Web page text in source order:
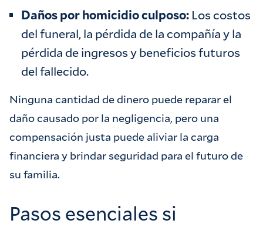
Daños por homicidio culposo: Los costos
del funeral, la pérdida de la compañía y la
pérdida de ingresos y beneficios futuros
del fallecido.
Ninguna cantidad de dinero puede reparar el
daño causado por la negligencia, pero una
compensación justa puede aliviar la carga
financiera y brindar seguridad para el futuro de
su familia.
Pasos esenciales si